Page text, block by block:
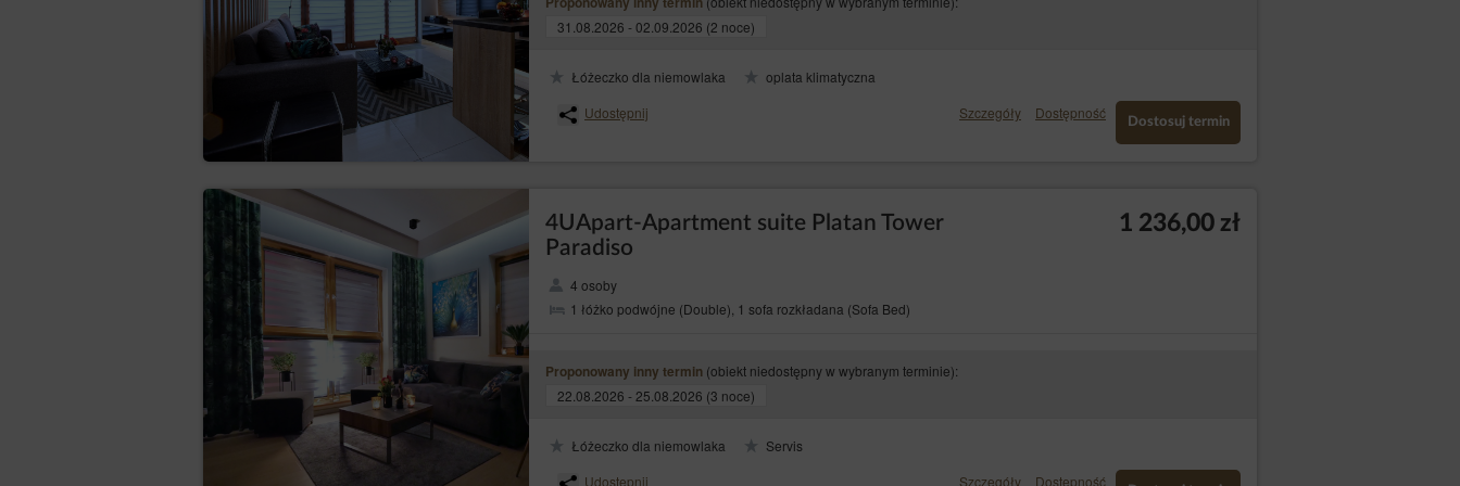
przetwarzane w sposób zautomatyzowany;
do sprzeciwu (art. 21 RODO)– wniesienia sprzeciwu wobec przetwarzania jej danych osobowych w prawnie uzasadnionych celach administratora,
z przyczyn związanych z jej szczególną sytuacją, w tym wobec profilowania. Wówczas Administrator danych dokonuje oceny istnienia ważnych
prawnie uzasadnionych podstaw do przetwarzania, nadrzędnych wobec interesów, praw i wolności osób, których dane dotyczą, lub podstaw do
ustalenia, dochodzenia lub obrony roszczeń. Jeżeli zgodnie z oceną interesy osoby, której dane dotyczą, będą ważniejsze od interesów
administratora, Administrator danych będzie zobowiązany zaprzestać przetwarzania danych w tych celach;
w każdym momencie i bez podawania przyczyny, lecz przetwarzanie danych osobowych dokonane przed cofnięciem zgody
nadal pozostanie zgodne z prawem. Cofnięcie zgody spowoduje zaprzestanie przetwarzania przez Administratora danych osobowych w celu, w
Aby skorzystać z wyżej wymienionych praw, osoba, której dane dotyczą, powinna skontaktować się, wykorzystując podane dane kontaktowe, z
Administratorem danych i poinformować go, z którego prawa i w jakim zakresie chce skorzystać.
Prezes Urzędu Ochrony Danych Osobowych
Osoba, której dane dotyczą, ma prawo wnieść skargę do organu nadzoru, którym w Polsce jest Prezes Urzędu Ochrony Danych Osobowych z siedzibą w
Warszawie, ul. Stawki 2, z którym można kontaktować się w następujący sposób:
listownie: ul. Stawki 2, 00-193 Warszawa;
przez elektroniczną skrzynkę podawczą dostępną na stronie: https://www.uodo.gov.pl/pl/p/kontakt ;
infolinia: 606-950-0000.
Inspektor Ochrony Danych
W każdym przypadku osoba, której dane dotyczą, może również skontaktować się bezpośrednio z inspektorem ochrony danych Administratora za pomocą
31.08.2026 - 02.09.2026 (2 noce)
Łóżeczko dla niemowlaka
oplata klimatyczna
Udostępnij
Szczegóły Dostępność
Dostosuj termin
4UApart-Apartment suite Platan Tower
Paradiso
4 osoby
1 łóżko podwójne (Double), 1 sofa rozkładana (Sofa Bed)
1 236,00 zł
Proponowany inny termin (obiekt niedostępny w wybranym terminie):
22.08.2026 - 25.08.2026 (3 noce)
Łóżeczko dla niemowlaka
Servis
Udostępnij
Szczegóły Dostępność